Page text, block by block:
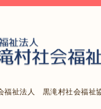
福祉法人 黒滝村社会福祉